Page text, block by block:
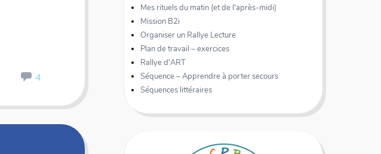
4
Mes rituels du matin (et de l'après-midi)
Mission B2i
Organiser un Rallye Lecture
Plan de travail – exercices
Rallye d'ART
Séquence – Apprendre à porter secours
Séquences littéraires